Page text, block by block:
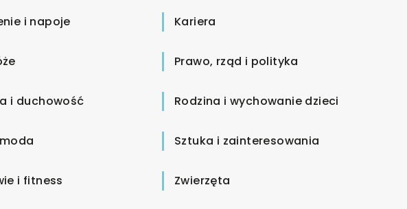
i napoje Kariera
Prawo, rząd i polityka
i duchowość Rodzina i wychowanie dzieci
Sztuka i zainteresowania
i fitness Zwierzęta